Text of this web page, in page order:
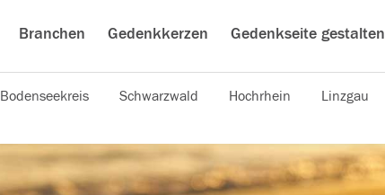
Branchen Gedenkkerzen Gedenkseite gestalten
Bodenseekreis Schwarzwald Hochrhein Linzgau